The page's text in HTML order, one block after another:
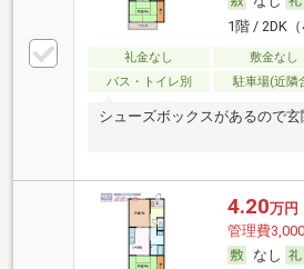
1階 / 2DK
礼金なし 敷金なし
バス・トイレ別
駐車場(近隣
シューズボックスがあるので
4.20万円
管理費
なし